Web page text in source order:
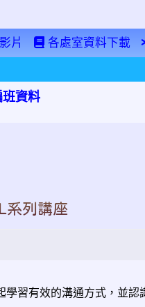
片 各處室資料下載
資料
系列講座
習有效的溝通方式，並認